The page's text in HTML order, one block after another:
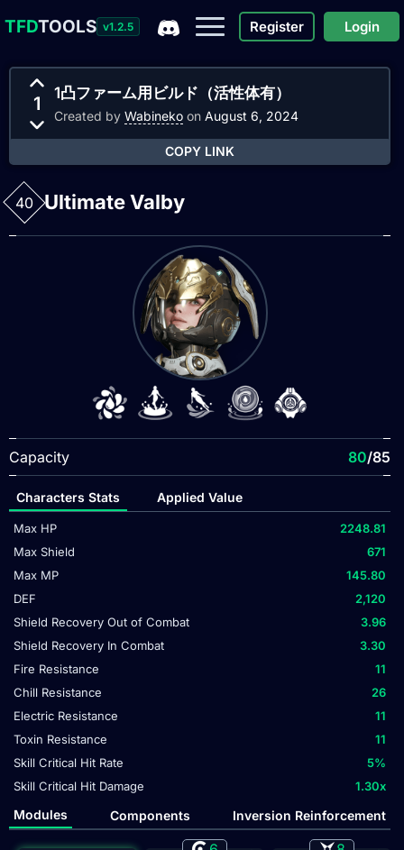
TFDTOOLS v1.2.5 Register Login
1 1凸ファーム用ビルド（活性体有）
Created by Wabineko on August 6, 2024
COPY LINK
40 Ultimate Valby
Capacity 80/85
Characters Stats Applied Value
Max HP
2248.81
Max Shield
671
Max MP
145.80
DEF
2,120
Shield Recovery Out of Combat
3.96
Shield Recovery In Combat
3.30
Fire Resistance
11
Chill Resistance
26
Electric Resistance
11
Toxin Resistance
11
Skill Critical Hit Rate
5%
Skill Critical Hit Damage
1.30x
Modules Components Inversion Reinforcement